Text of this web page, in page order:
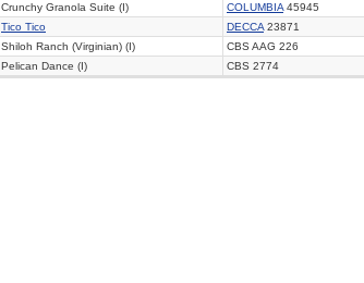
Crunchy Granola Suite (I) COLUMBIA45945
Tico Tico DECCA23871
Shiloh Ranch (Virginian) (I) CBS AAG 226
Pelican Dance (I) CBS 2774